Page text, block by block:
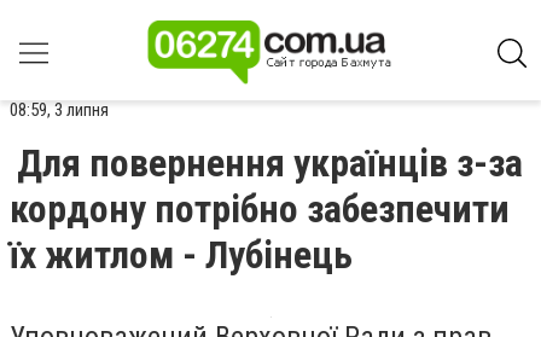
08:59, 3 липня
Для повернення українців з-за
кордону потрібно забезпечити
їх житлом - Лубінець